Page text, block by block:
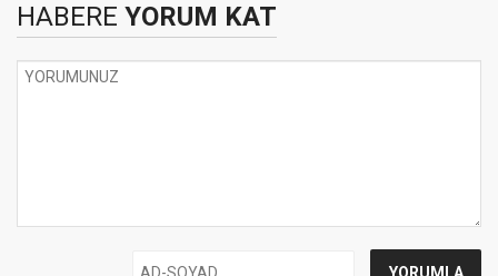
HABERE YORUM KAT